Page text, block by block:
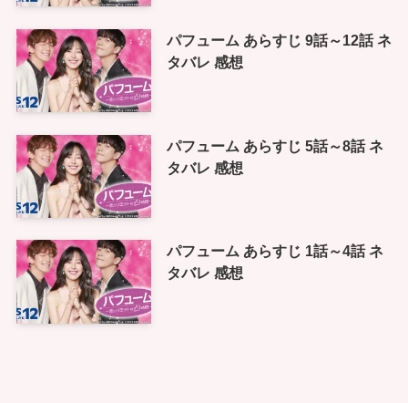
パフューム あらすじ 9話～12話 ネ
タバレ 感想
パフューム あらすじ 5話～8話 ネ
タバレ 感想
パフューム あらすじ 1話～4話 ネ
タバレ 感想